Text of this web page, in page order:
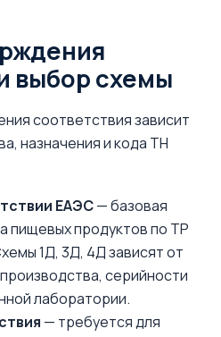
выбор схемы
соответствия зависит
назначения и кода ТН
ЕАЭС— базовая
пищевых продуктов по ТР
1Д, 3Д, 4Д зависят от
серийности
лаборатории.
— требуется для